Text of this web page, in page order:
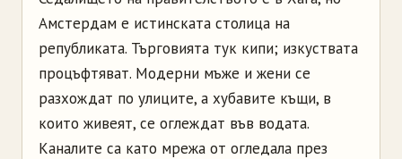
Амстердам е истинската столица на
републиката. Търговията тук кипи; изкуствата
процъфтяват. Модерни мъже и жени се
разхождат по улиците, а хубавите къщи, в
които живеят, се оглеждат във водата.
Каналите са като мрежа от огледала през